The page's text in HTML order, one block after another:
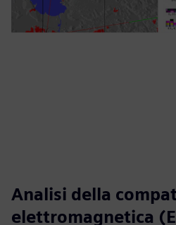
Analisi della
elettromagnetica